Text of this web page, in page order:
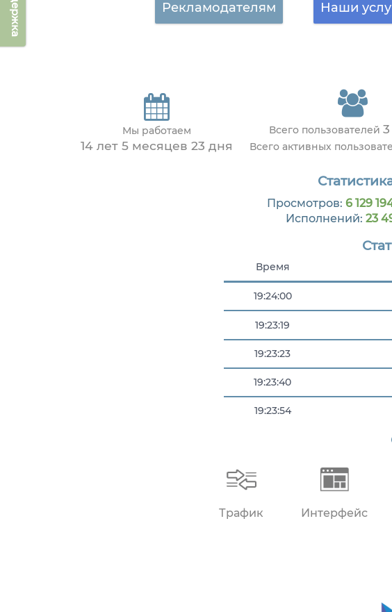
Рекламодателям Наши
Мы работаем
14 лет 5 месяцев 23 дня
Всего пользователей 3
Всего активных
Просмотров: 6 129
Исполнений: 23
Время
19:24:00
19:23:19
19:23:23
19:23:40
19:23:54
Трафик Интерфейс